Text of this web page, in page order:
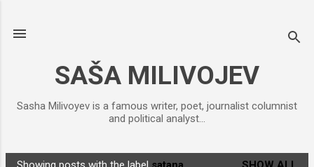
SAŠA MILIVOJEV
Sasha Milivoyev is a famous writer, poet, journalist columnist
and political analyst...